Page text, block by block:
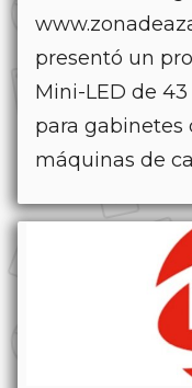
presentó un
Mini-LED de
para gabinetes
máquinas de